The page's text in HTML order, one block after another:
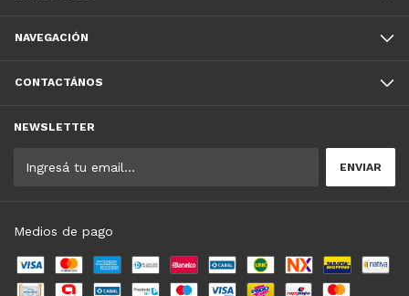
NAVEGACIÓN
CONTACTÁNOS
NEWSLETTER
Medios de pago